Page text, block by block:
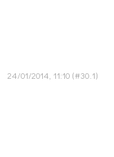
24/01/2014, 11:10